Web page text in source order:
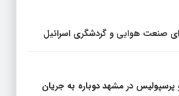
صنعت هوایی و گردشگری اسرائیل
پرسپولیس در مشهد دوباره به جریان